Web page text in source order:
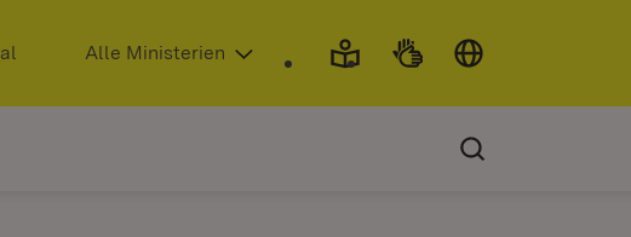
(Öffnet in neuem Fenster)
Alle Ministerien